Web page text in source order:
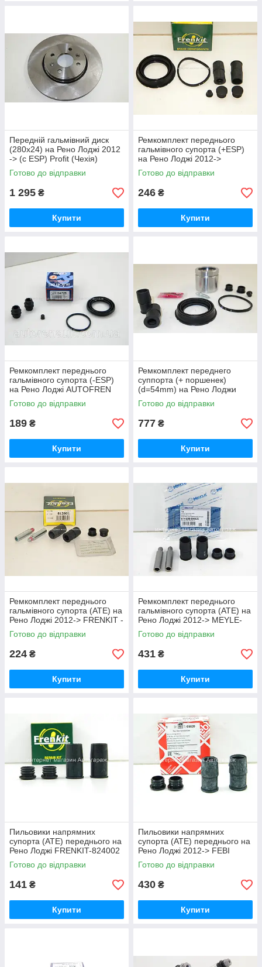
Передній гальмівний диск
(280x24) на Рено Лоджі 2012
-> (c ESP) Profit (Чехія)
50101124
Готово до відправки
1 295 ₴
Купити
Ремкомплект переднього
гальмівного супорта (+ESP)
на Рено Лоджі 2012->
FRENKIT (Іспанія) 254046
Готово до відправки
246 ₴
Купити
Ремкомплект переднього
гальмівного супорта (-ESP)
на Рено Лоджі AUTOFREN
SEINSA (Іспанія) D4725
Готово до відправки
189 ₴
Купити
Ремкомплект переднего
суппорта (+ поршенек)
(d=54mm) на Рено Лоджи
FRENKIT (Испания) 254815
Готово до відправки
777 ₴
Купити
Ремкомплект переднього
гальмівного супорта (ATE) на
Рено Лоджі 2012-> FRENKIT -
812001
Готово до відправки
224 ₴
Купити
Ремкомплект переднього
гальмівного супорта (ATE) на
Рено Лоджі 2012-> MEYLE-
0146980006/S
Готово до відправки
431 ₴
Купити
Пильовики напрямних
супорта (ATE) переднього на
Рено Лоджі FRENKIT-824002
Готово до відправки
141 ₴
Купити
Пильовики напрямних
супорта (ATE) переднього на
Рено Лоджі 2012-> FEBI
BILSTEIN (Німеччина)05620
Готово до відправки
430 ₴
Купити